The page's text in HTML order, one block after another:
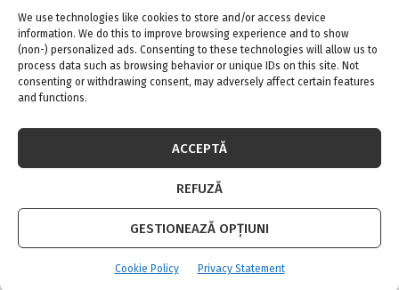
We use technologies like cookies to store and/or access device
information. We do this to improve browsing experience and to show
(non-) personalized ads. Consenting to these technologies will allow us to
process data such as browsing behavior or unique IDs on this site. Not
consenting or withdrawing consent, may adversely affect certain features
and functions.
ACCEPTĂ
REFUZĂ
GESTIONEAZĂ OPȚIUNI
Cookie Policy Privacy Statement
ARTICOLE RECENTE
Confort termic pe timpul verii cu soluțiile de
climatizare de la Casa Instalatorului
Top 5 meserii în domeniul construcțiilor